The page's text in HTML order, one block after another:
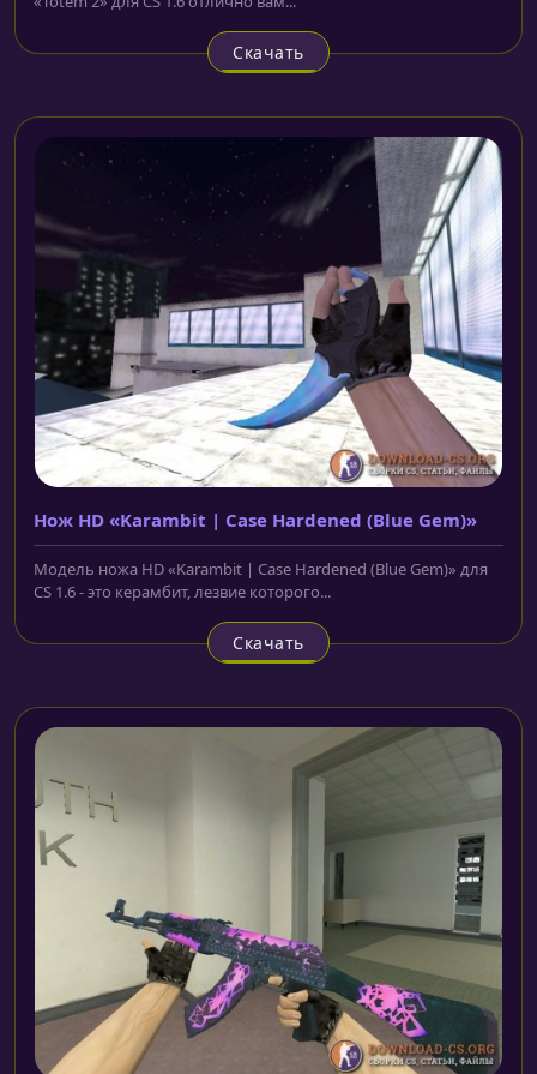
Скачать
Нож HD «Karambit | Case Hardened (Blue Gem)»
Модель ножа HD «Karambit | Case Hardened (Blue Gem)» для
CS 1.6 - это керамбит, лезвие которого...
Скачать